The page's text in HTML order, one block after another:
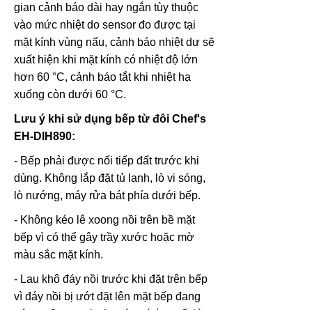
gian cảnh báo dài hay ngắn tùy thuộc
vào mức nhiệt do sensor đo được tại
mặt kính vùng nấu, cảnh báo nhiệt dư sẽ
xuất hiện khi mặt kính có nhiệt độ lớn
hơn 60 °C, cảnh báo tắt khi nhiệt hạ
xuống còn dưới 60 °C.
Lưu ý khi sử dụng bếp từ đôi Chef's
EH-DIH890:
- Bếp phải được nối tiếp đất trước khi
dùng. Không lắp đặt tủ lạnh, lò vi sóng,
lò nướng, máy rửa bát phía dưới bếp.
- Không kéo lê xoong nồi trên bề mặt
bếp vì có thể gây trầy xước hoặc mờ
màu sắc mặt kính.
- Lau khô đáy nồi trước khi đặt trên bếp
vì đáy nồi bị ướt đặt lên mặt bếp đang